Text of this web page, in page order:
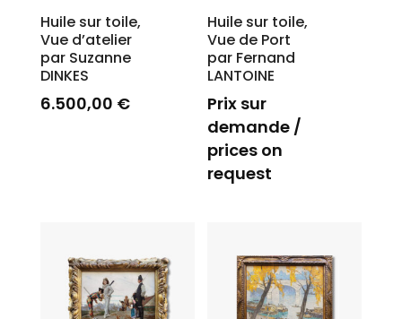
Huile sur toile,
Vue d’atelier
par Suzanne
DINKES
6.500,00 €
Huile sur toile,
Vue de Port
par Fernand
LANTOINE
Prix sur
demande /
prices on
request